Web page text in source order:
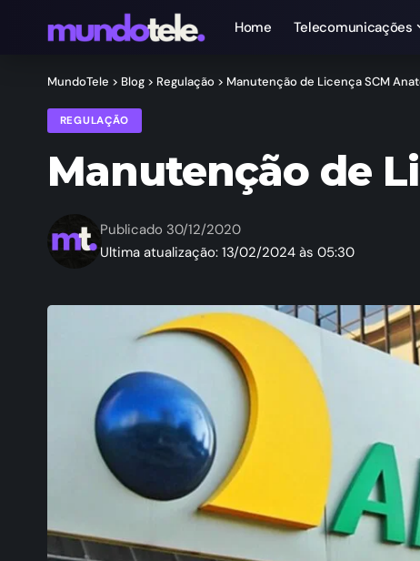
Home Telecomunicações
MundoTele > Blog > Regulação > Manutenção de Licença SCM
REGULAÇÃO
Manutenção de
Ultima atualização: 13/02/2024 às 05:30
Publicado 30/12/2020